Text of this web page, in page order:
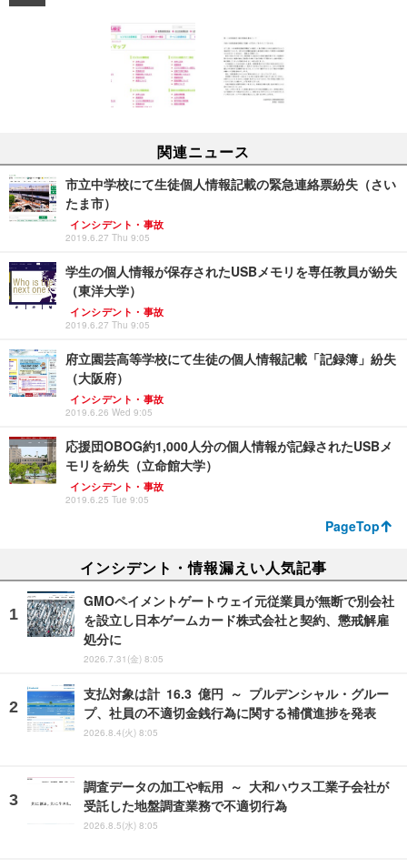
関連ニュース
市立中学校にて生徒個人情報記載の緊急連絡票紛失（さい
たま市）
インシデント・事故
2019.6.27 Thu 9:05
学生の個人情報が保存されたUSBメモリを専任教員が紛失
（東洋大学）
インシデント・事故
2019.6.27 Thu 9:05
府立園芸高等学校にて生徒の個人情報記載「記録簿」紛失
（大阪府）
インシデント・事故
2019.6.26 Wed 9:05
応援団OBOG約1,000人分の個人情報が記録されたUSBメ
モリを紛失（立命館大学）
インシデント・事故
2019.6.25 Tue 9:05
PageTop
インシデント・情報漏えい人気記事
GMOペイメントゲートウェイ元従業員が無断で別会社
を設立し日本ゲームカード株式会社と契約、懲戒解雇
処分に
2026.7.31(金) 8:05
支払対象は計 16.3 億円 ～ プルデンシャル・グルー
プ、社員の不適切金銭行為に関する補償進捗を発表
2026.8.4(火) 8:05
調査データの加工や転用 ～ 大和ハウス工業子会社が
受託した地盤調査業務で不適切行為
2026.8.5(水) 8:05